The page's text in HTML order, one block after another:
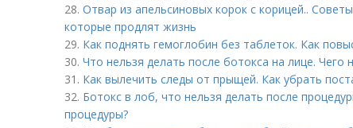
28. Отвар из апельсиновых корок с корицей..
которые продлят жизнь
29. Как поднять гемоглобин без таблеток. Как
30. Что нельзя делать после ботокса на лице. Чего
31. Как вылечить следы от прыщей. Как убрать
32. Ботокс в лоб, что нельзя делать после
процедуры?